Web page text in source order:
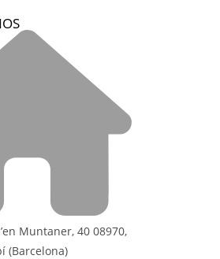
Muntaner, 40 08970,
(Barcelona)